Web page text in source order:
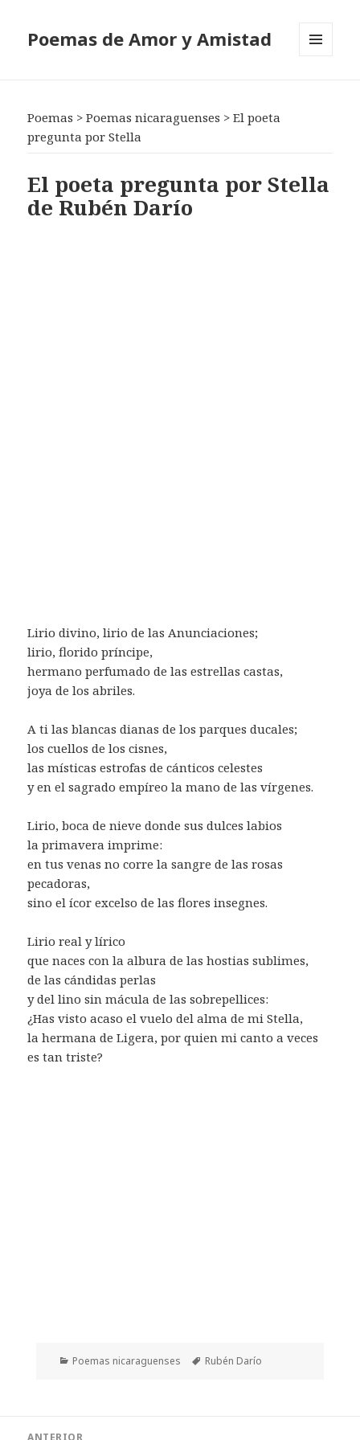
Poemas de Amor y Amistad
Poemas >Poemas nicaraguenses >El poeta
pregunta por Stella
El poeta pregunta por Stella
de Rubén Darío
Lirio divino, lirio de las Anunciaciones;
lirio, florido príncipe,
hermano perfumado de las estrellas castas,
joya de los abriles.
A ti las blancas dianas de los parques ducales;
los cuellos de los cisnes,
las místicas estrofas de cánticos celestes
y en el sagrado empíreo la mano de las vírgenes.
Lirio, boca de nieve donde sus dulces labios
la primavera imprime:
en tus venas no corre la sangre de las rosas
pecadoras,
sino el ícor excelso de las flores insegnes.
Lirio real y lírico
que naces con la albura de las hostias sublimes,
de las cándidas perlas
y del lino sin mácula de las sobrepellices:
¿Has visto acaso el vuelo del alma de mi Stella,
la hermana de Ligera, por quien mi canto a veces
es tan triste?
Categorías
Poemas nicaraguenses Etiquetas
Rubén Darío
ANTERIOR